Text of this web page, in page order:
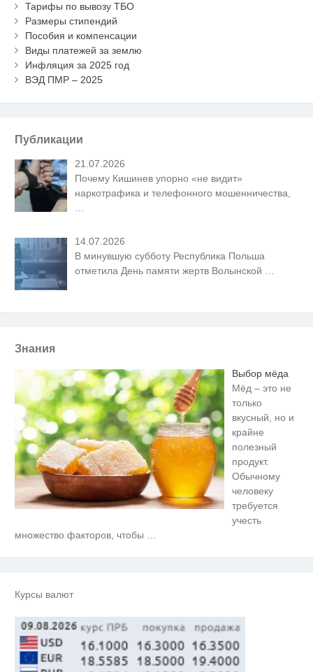
Тарифы по вывозу ТБО
Размеры стипендий
Пособия и компенсации
Виды платежей за землю
Инфляция за 2025 год
ВЭД ПМР – 2025
Публикации
21.07.2026
Почему Кишинев упорно «не видит»
наркотрафика и телефонного мошенничества,
14.07.2026
В минувшую субботу Республика Польша
отметила День памяти жертв Волынской …
Знания
Выбор мёда
Мёд – это не
только
вкусный, но и
крайне
полезный
продукт.
Обычному
человеку
требуется
учесть
множество факторов, чтобы
Курсы валют
а смеяться вы будете долго
призналась, чем ее
разочаровала Москва